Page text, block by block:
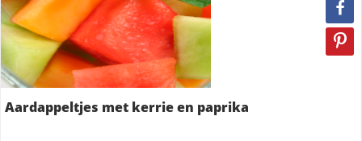
Aardappeltjes met kerrie en paprika